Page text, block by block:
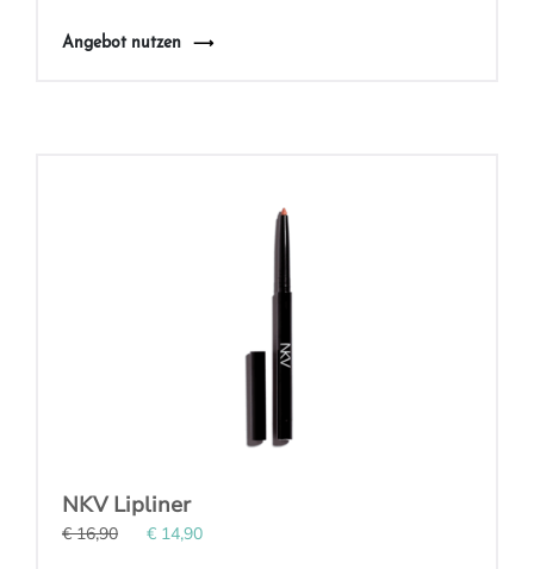
Angebot nutzen
NKV Lipliner
€ 16,90 € 14,90